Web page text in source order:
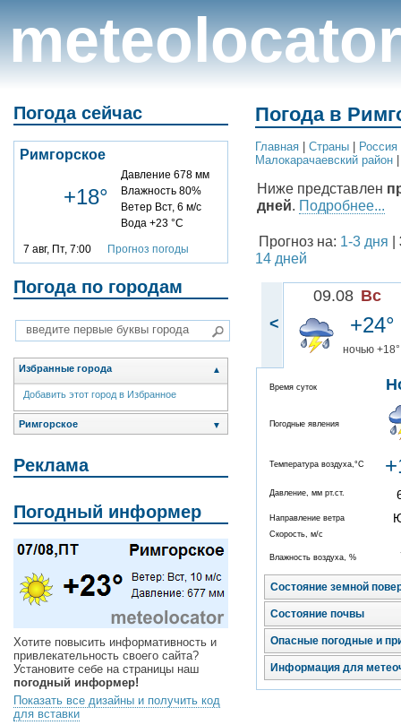
meteolocator
Погода сейчас
Римгорское
+18°
Давление 678 мм
Влажность 80%
Ветер Вст, 6 м/с
Вода +23 °C
7 авг, Пт, 7:00 Прогноз погоды
Погода по городам
Избранные города ▲
Добавить этот город в Избранное
Римгорское ▼
Реклама
Погодный информер
Хотите повысить информативность и
привлекательность своего сайта?
Установите себе на страницы наш
погодный информер!
Показать все дизайны и получить код
для вставки
Погода в
Главная Cтраны Россия
Малокарачаевский район
Ниже представлен
дней. Подробнее...
Прогноз на: 1-3 дня
14 дней
<
09.08 Вс
+24°
ночью +18°
Время суток
Погодные явления
Температура воздуха,°C
Давление, мм рт.ст.
Направление ветра
Скорость, м/с
Влажность воздуха, %
Состояние земной
Состояние почвы
Опасные погодные и
Информация для